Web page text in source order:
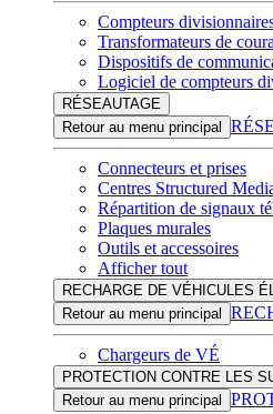
Compteurs
Transformateurs de
Dispositifs de
Logiciel de compteurs
RÉSEAUTAGE
Retour au menu principal
Connecteurs et prises
Centres Structured
Répartition de signaux
Plaques murales
Outils et accessoires
Afficher tout
RECHARGE DE VÉHICULES
Retour au menu principal
Chargeurs de VÉ
PROTECTION CONTRE LES
Retour au menu principal